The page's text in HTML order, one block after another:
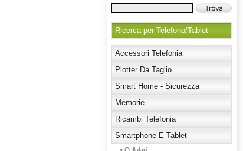
Ricerca per Telefono/Tablet
Accessori Telefonia
Plotter Da Taglio
Smart Home - Sicurezza
Memorie
Ricambi Telefonia
Smartphone E Tablet